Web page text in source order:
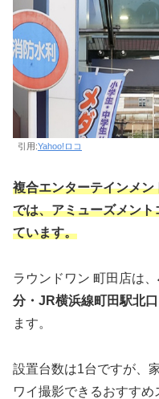
引用:Yahoo!ロコ
複合エンターテインメ
では、アミューズメン
ています。
ラウンドワン 町田店は、
分・JR横浜線町田駅北
ます。
設置台数は1台ですが、
ワイ撮影できるおすすめ